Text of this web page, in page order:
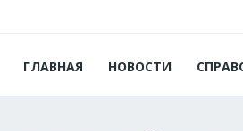
ГЛАВНАЯ НОВОСТИ